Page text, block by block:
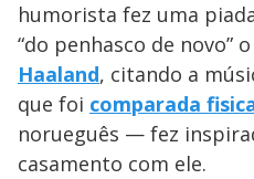
humorista fez uma
“do penhasco de novo”
Haaland, citando a
que foi comparada
norueguês — fez
casamento com ele.